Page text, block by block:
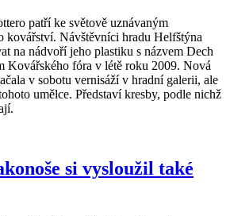
patří ke světově uznávaným
kovářství. Návštěvníci hradu Helfštýna
na nádvoří jeho plastiku s názvem Dech
Kovářského fóra v létě roku 2009. Nová
v sobotu vernisáží v hradní galerii, ale
umělce. Představí kresby, podle nichž
si vysloužil také